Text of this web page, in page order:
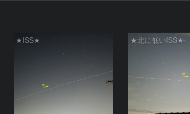
★ISS★ ★北に低いISS★